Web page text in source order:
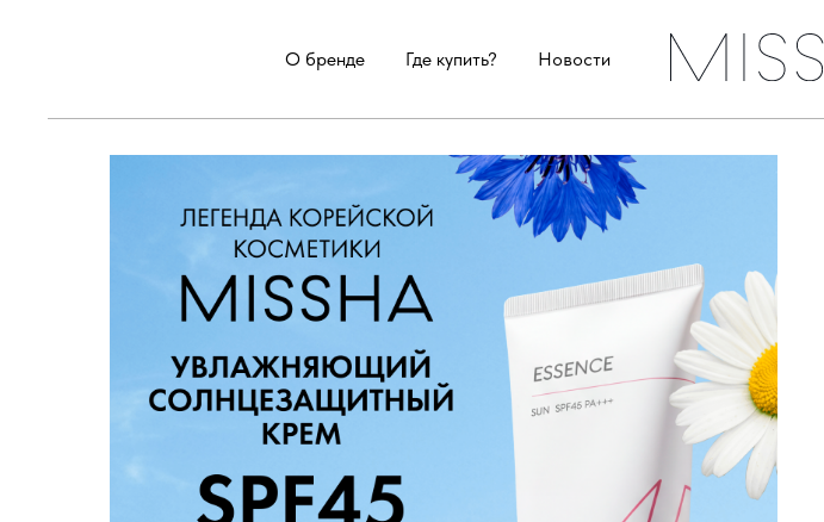
О бренде Где купить? Новости